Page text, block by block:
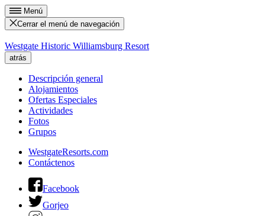
Menú
Cerrar el menú de navegación
Westgate Historic Williamsburg Resort
atrás
Descripción general
Alojamientos
Ofertas Especiales
Actividades
Fotos
Grupos
WestgateResorts.com
Contáctenos
Facebook
Gorjeo